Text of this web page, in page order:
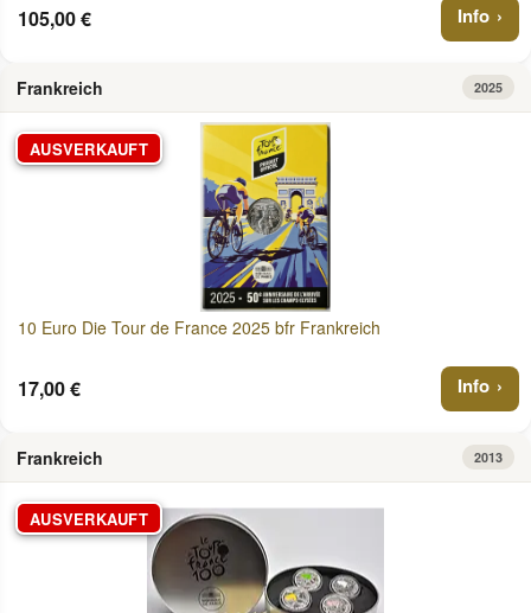
105,00 € Info
Frankreich 2025
AUSVERKAUFT
10 Euro Die Tour de France 2025 bfr Frankreich
17,00 € Info
Frankreich 2013
AUSVERKAUFT